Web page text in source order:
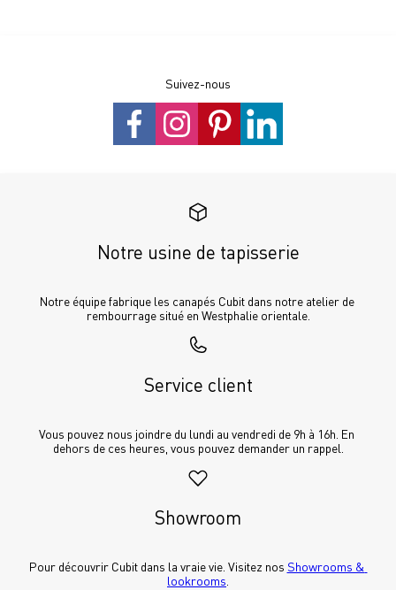
Suivez-nous
Notre usine de tapisserie
Notre équipe fabrique les canapés Cubit dans notre atelier de
rembourrage situé en Westphalie orientale.
Service client
Vous pouvez nous joindre du lundi au vendredi de 9h à 16h. En
dehors de ces heures, vous pouvez demander un rappel.
Showroom
Pour découvrir Cubit dans la vraie vie. Visitez nos Showrooms &
lookrooms